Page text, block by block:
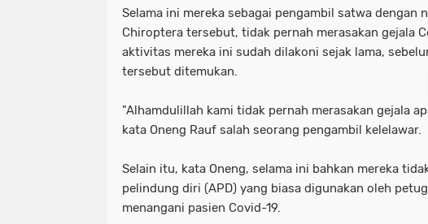
Selama ini mereka sebagai pengambil satwa dengan
Chiroptera tersebut, tidak pernah merasakan gejala
aktivitas mereka ini sudah dilakoni sejak lama,
tersebut ditemukan.
"Alhamdulillah kami tidak pernah merasakan gejala
kata Oneng Rauf salah seorang pengambil kelelawar.
Selain itu, kata Oneng, selama ini bahkan mereka
pelindung diri (APD) yang biasa digunakan oleh
menangani pasien Covid-19.